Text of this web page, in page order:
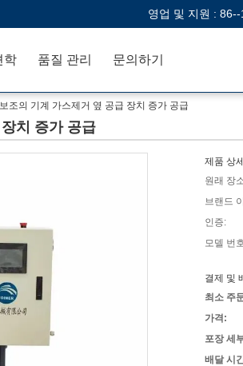
영업 및 지원 : 86--
학 품질 관리 문의하기
조의 기계 가스제거 옆 공급 장치 증가 공급
치 증가 공급
제품 상
원래 장
브랜드
인증:
모델 번
결제 및
최소 주
가격:
포장 세
배달 시